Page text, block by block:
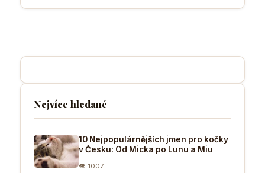
Nejvíce hledané
10 Nejpopulárnějších jmen pro kočky
v Česku: Od Micka po Lunu a Miu
👁 1007